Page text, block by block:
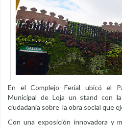
En el Complejo Ferial ubicó el
Municipal de Loja un stand con
ciudadanía sobre la obra social que
Con una exposición innovadora y